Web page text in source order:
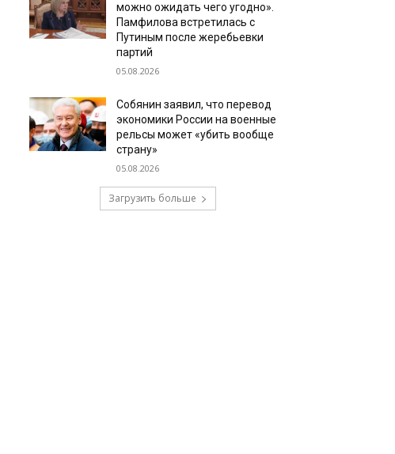
можно ожидать чего угодно».
Памфилова встретилась с
Путиным после жеребьевки
партий
05.08.2026
Собянин заявил, что перевод
экономики России на военные
рельсы может «убить вообще
страну»
05.08.2026
Загрузить больше